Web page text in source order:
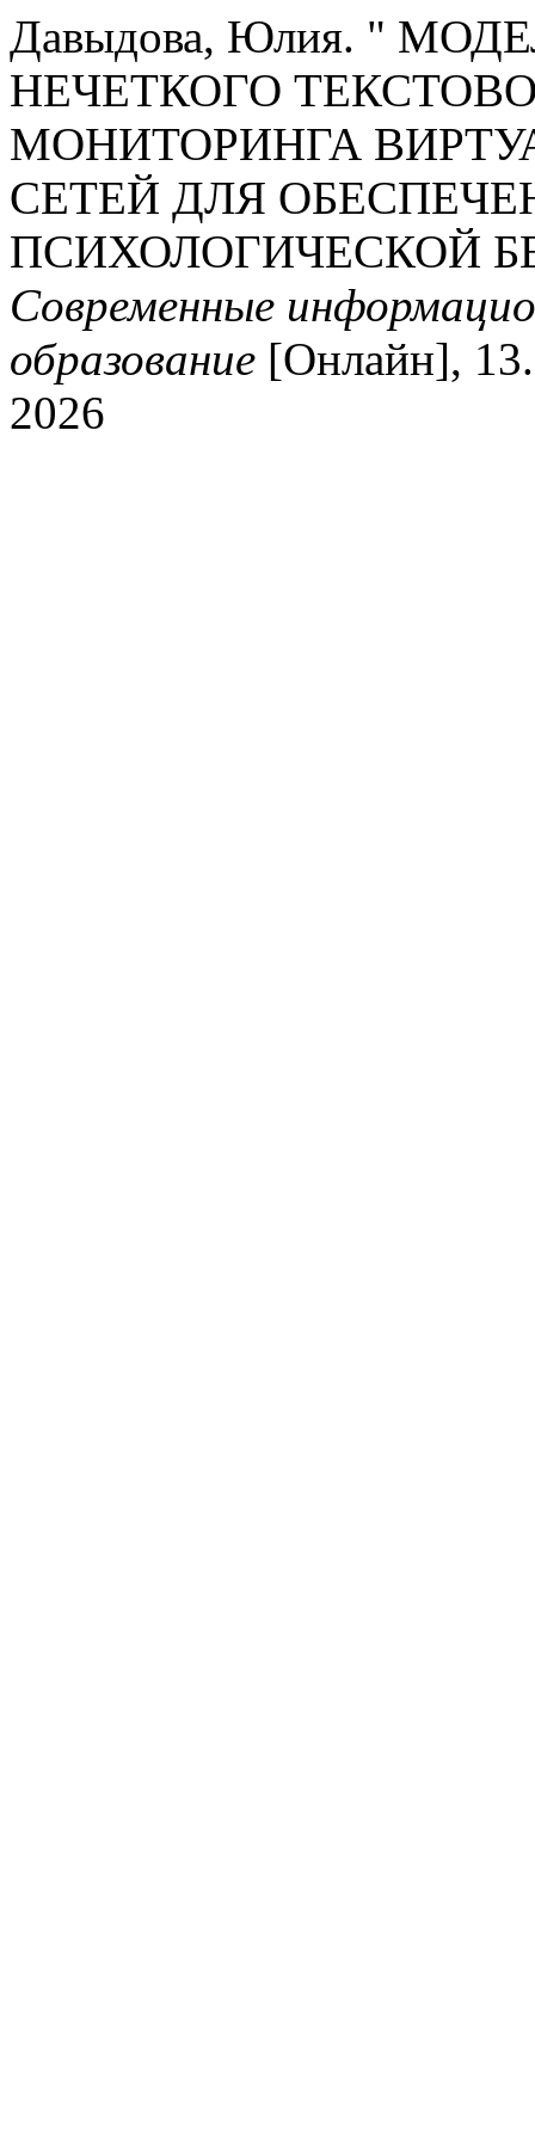
Давыдова, Юлия. "
НЕЧЕТКОГО
МОНИТОРИНГА
СЕТЕЙ ДЛЯ
ПСИХОЛОГИЧЕСКОЙ
Современные
образование [Онлайн],
2026